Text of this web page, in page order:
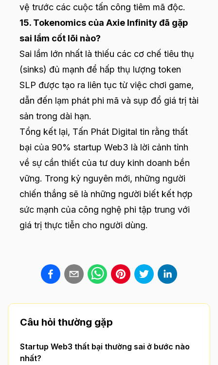
vệ trước các cuộc tấn công tiêm mã độc.
15. Tokenomics của Axie Infinity đã gặp
sai lầm cốt lõi nào?
Sai lầm lớn nhất là thiếu các cơ chế tiêu thụ
(sinks) đủ mạnh để hấp thụ lượng token
SLP được tạo ra liên tục từ việc chơi game,
dẫn đến lạm phát phi mã và sụp đổ giá trị tài
sản trong dài hạn.
Tổng kết lại, Tấn Phát Digital tin rằng thất
bại của 90% startup Web3 là lời cảnh tỉnh
về sự cần thiết của tư duy kinh doanh bền
vững. Trong kỷ nguyên mới, những người
chiến thắng sẽ là những người biết kết hợp
sức mạnh của công nghệ phi tập trung với
giá trị thực tiễn cho người dùng.
Câu hỏi thường gặp
Startup Web3 thất bại thường sai ở bước nào
nhất?